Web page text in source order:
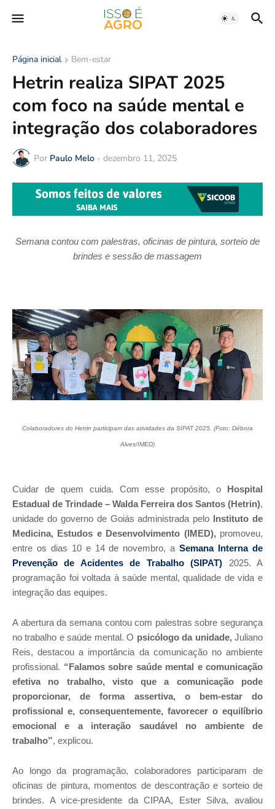
Página inicial Bem-estar
Hetrin realiza SIPAT 2025
com foco na saúde mental e
integração dos colaboradores
Por Paulo Melo - dezembro 11, 2025
Semana contou com palestras, oficinas de pintura, sorteio de
brindes e sessão de massagem
Colaboradores do Hetrin participam das atividades da SIPAT 2025. (Foto: Débora
Alves/IMED)
Cuidar de quem cuida. Com esse propósito, o Hospital
Estadual de Trindade – Walda Ferreira dos Santos (Hetrin),
unidade do governo de Goiás administrada pelo Instituto de
Medicina, Estudos e Desenvolvimento (IMED),promoveu,
entre os dias 10 e 14 de novembro, aSemana Interna de
Prevenção de Acidentes de Trabalho (SIPAT) 2025. A
programação foi voltada à saúde mental, qualidade de vida e
integração das equipes.
A abertura da semana contou com palestras sobre segurança
no trabalho e saúde mental. O psicólogo da unidade,Juliano
Reis, destacou a importância da comunicação no ambiente
profissional. “Falamos sobre saúde mental e comunicação
efetiva no trabalho, visto que a comunicação pode
proporcionar, de forma assertiva, o bem-estar do
profissional e, consequentemente, favorecer o equilíbrio
emocional e a interação saudável no ambiente de
trabalho”, explicou.
Ao longo da programação, colaboradores participaram de
oficinas de pintura, momentos de descontração e sorteio de
brindes. A vice-presidente da CIPAA, Ester Silva, avaliou